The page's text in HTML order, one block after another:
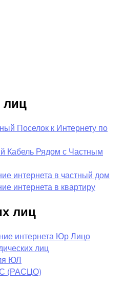
лиц
Поселок к Интернету по
Кабель Рядом с Частным
интернета в частный дом
интернета в квартиру
лиц
интернета Юр Лицо
лиц
ЮЛ
(РАСЦО)